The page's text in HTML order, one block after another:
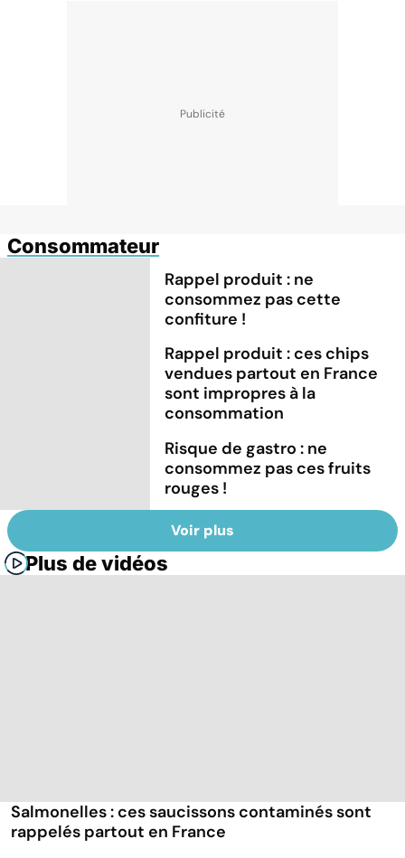
Consommateur
Rappel produit : ne
consommez pas cette
confiture !
Rappel produit : ces chips
vendues partout en France
sont impropres à la
consommation
Risque de gastro : ne
consommez pas ces fruits
rouges !
Voir plus
Plus de vidéos
Salmonelles : ces saucissons contaminés sont
rappelés partout en France